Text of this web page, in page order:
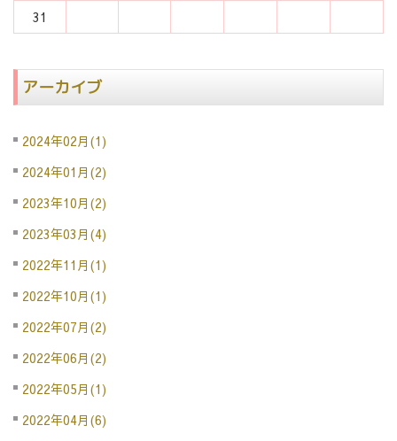
31
アーカイブ
2024年02月(1)
2024年01月(2)
2023年10月(2)
2023年03月(4)
2022年11月(1)
2022年10月(1)
2022年07月(2)
2022年06月(2)
2022年05月(1)
2022年04月(6)